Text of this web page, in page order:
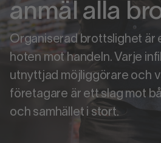
anmäl alla
Organiserad brottslighet är
hoten mot handeln. Varje
utnyttjad möjliggörare och
företagare är ett slag mot
och samhället i stort.